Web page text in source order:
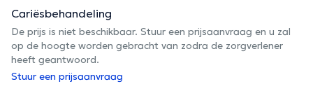
Cariësbehandeling
De prijs is niet beschikbaar. Stuur een prijsaanvraag en u zal
op de hoogte worden gebracht van zodra de zorgverlener
heeft geantwoord.
Stuur een prijsaanvraag